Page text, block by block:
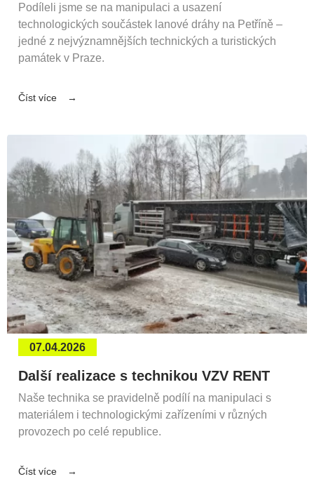
Podíleli jsme se na manipulaci a usazení
technologických součástek lanové dráhy na Petříně –
jedné z nejvýznamnějších technických a turistických
památek v Praze.
Číst více
07.04.2026
Další realizace s technikou VZV RENT
Naše technika se pravidelně podílí na manipulaci s
materiálem i technologickými zařízeními v různých
provozech po celé republice.
Číst více